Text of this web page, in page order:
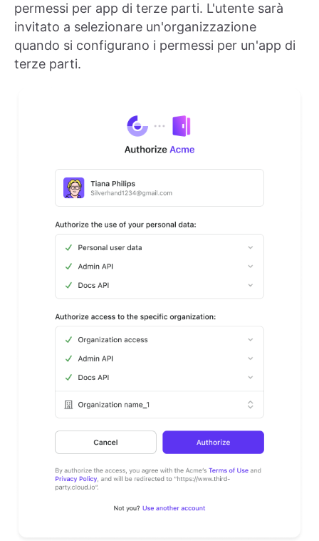
permessi per app di terze parti. L'utente sarà
invitato a selezionare un'organizzazione
quando si configurano i permessi per un'app di
terze parti.